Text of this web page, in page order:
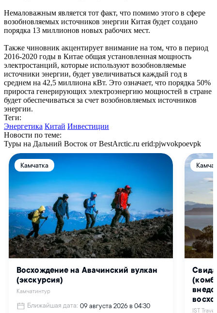
Немаловажным является тот факт, что помимо этого в сфере
возобновляемых источников энергии Китая будет создано
порядка 13 миллионов новых рабочих мест.
Также чиновник акцентирует внимание на том, что в период
2016-2020 годы в Китае общая установленная мощность
электростанций, которые используют возобновляемые
источники энергии, будет увеличиваться каждый год в
среднем на 42,5 миллиона кВт. Это означает, что порядка 50%
прироста генерирующих электроэнергию мощностей в стране
будет обеспечиваться за счет возобновляемых источников
энергии.
Теги:
Энергетика Китай Инвестиции
Новости по теме:
Туры на Дальний Восток от BestArctic.ru erid:pjwvokpoevpk